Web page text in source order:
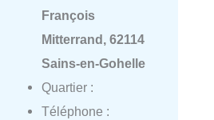
François
Mitterrand, 62114
Sains-en-Gohelle
Quartier :
Téléphone :